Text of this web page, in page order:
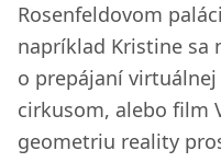
Rosenfeldovom
napríklad Kristine sa
o prepájaní
cirkusom, alebo film
geometriu reality